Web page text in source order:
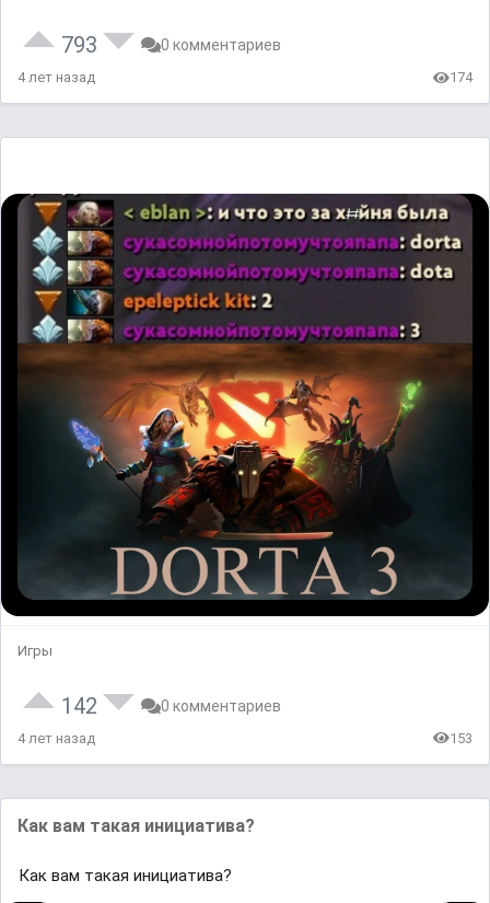
793 0 комментариев
4 лет назад 174
Игры
142 0 комментариев
4 лет назад 153
Как вам такая инициатива?
Как вам такая инициатива?